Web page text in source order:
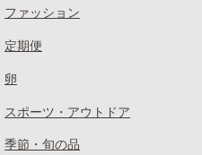
ファッション
定期便
卵
スポーツ・アウトドア
季節・旬の品